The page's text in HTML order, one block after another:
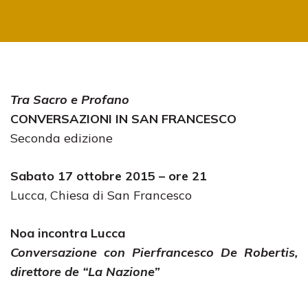
Tra Sacro e Profano
CONVERSAZIONI IN SAN FRANCESCO
Seconda edizione
Sabato 17 ottobre 2015 – ore 21
Lucca, Chiesa di San Francesco
Noa incontra Lucca
Conversazione con Pierfrancesco De Robertis,
direttore de “La Nazione”